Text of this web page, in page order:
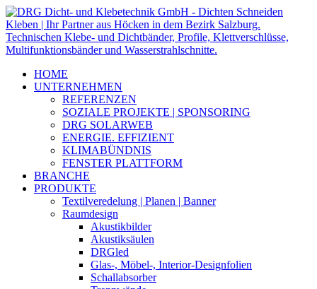
HOME
UNTERNEHMEN
REFERENZEN
SOZIALE PROJEKTE | SPONSORING
DRG SOLARWEB
ENERGIE. EFFIZIENT
KLIMABÜNDNIS
FENSTER PLATTFORM
BRANCHE
PRODUKTE
Textilveredelung | Planen | Banner
Raumdesign
Akustikbilder
Akustiksäulen
DRGled
Glas-, Möbel-, Interior-Designfolien
Schallabsorber